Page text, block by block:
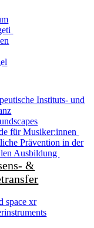
Instituts- und
für Musiker:innen
Prävention in der
Ausbildung
&
space xr